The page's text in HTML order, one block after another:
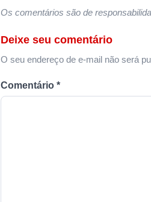
Os comentários são de
Deixe seu comentário
O seu endereço de e-mail não será
Comentário *